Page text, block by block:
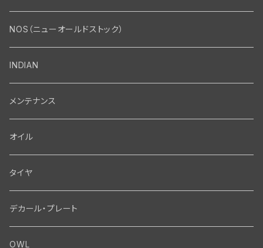
エンジン・シリンダーヘッド
バルブ・タペット関係
オイルポンプ関係
エンジン関係 ビックツイン
マフラー・インテーク・キャブレター
マフラー関係
インテーク・キャブレター関係
エレクトリカル
ジェネレーター関係
ディストリビューター関係
駆動系
ドライブチェーン関係
スプロケット・ベルトドライブキット
フロントフォーク・フレーム
フロントフォーク関係
ソフテイル用 New Springer Fork
シート・サドルバッグ
シートポスト関係
ソロサドルシート関係
ハンドルバー・タンク・フェンダー
ハンドルバー関係
ホイール・ブレーキ
Bolt・Nut
Nut
Screw
Hard wear kits
Front End・Rear End
Wheel-Brake
Fork-Shockabsorber
Motor
Motor
Carbrator
Transmission・Primary
Transmission-Shifter
Primary-clutch-Kickstarter
Gastank・Oiltank
Oilline
Gastank・Oiltank
Electrical
Electrical
TOOL
NOS（ニューオールドストック）
INDIAN
メンテナンス
オイル
タイヤ
デカール・プレート
OWL